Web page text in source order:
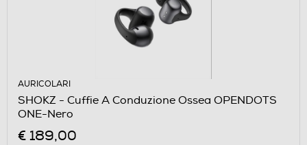
AURICOLARI
SHOKZ - Cuffie A Conduzione Ossea OPENDOTS
ONE-Nero
€ 189,00